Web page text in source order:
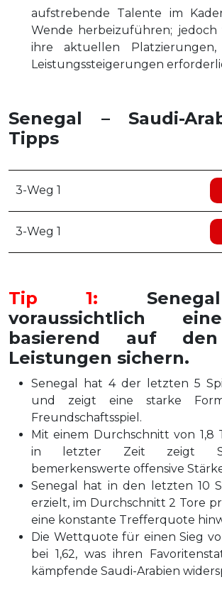
aufstrebende Talente im
Wende herbeizuführen; jedoch
ihre aktuellen Platzierungen,
Leistungssteigerungen
Senegal – Saudi-
Tipps
3-Weg 1
3-Weg 1
Tip 1:
voraussichtlich
basierend auf
Leistungen sichern.
Senegal hat 4 der letzten 5
und zeigt eine starke
Freundschaftsspiel.
Mit einem Durchschnitt von 1,8
in letzter Zeit zeigt
bemerkenswerte offensive
Senegal hat in den letzten 10
erzielt, im Durchschnitt 2 Tore
eine konstante Trefferquote
Die Wettquote für einen Sieg
bei 1,62, was ihren
kämpfende Saudi-Arabien